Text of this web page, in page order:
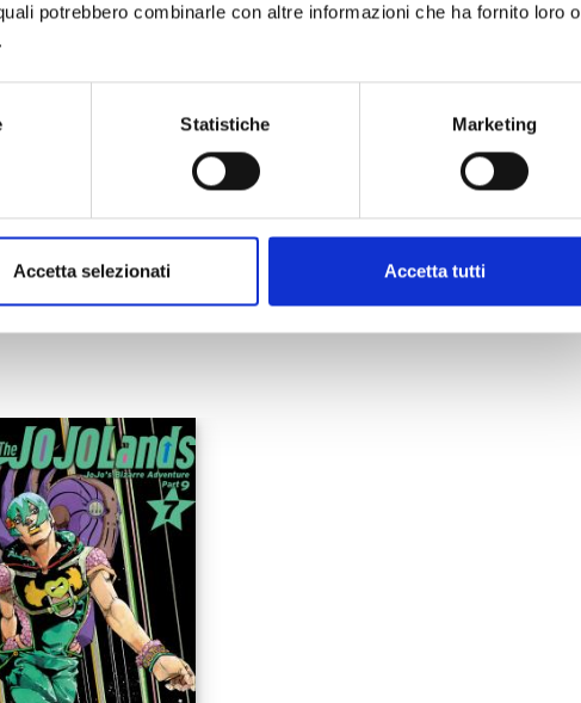
potrebbero combinarle con altre informazioni che ha fornito loro o
Statistiche Marketing
Accetta selezionati Accetta tutti
25/08/2026
Mostra tutto